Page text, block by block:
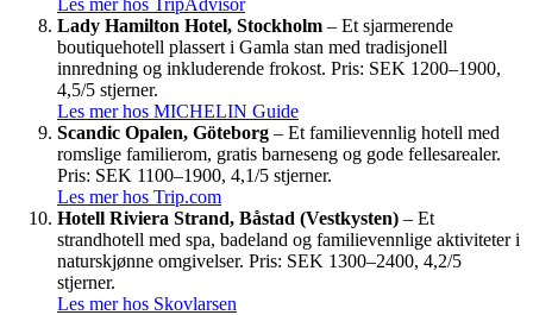
Lady Hamilton Hotel, Stockholm – Et sjarmerende
boutiquehotell plassert i Gamla stan med tradisjonell
innredning og inkluderende frokost. Pris: SEK 1200–1900,
4,5/5 stjerner.
Les mer hos MICHELIN Guide
Scandic Opalen, Göteborg – Et familievennlig hotell med
romslige familierom, gratis barneseng og gode fellesarealer.
Pris: SEK 1100–1900, 4,1/5 stjerner.
Les mer hos Trip.com
Hotell Riviera Strand, Båstad (Vestkysten) – Et
strandhotell med spa, badeland og familievennlige aktiviteter i
naturskjønne omgivelser. Pris: SEK 1300–2400, 4,2/5
stjerner.
Les mer hos Skovlarsen